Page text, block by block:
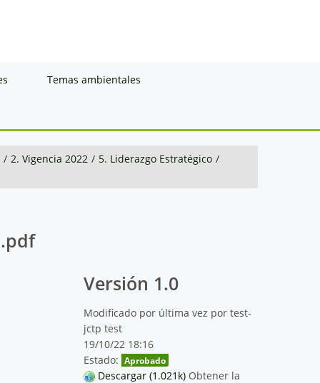
Temas ambientales
/ 2. Vigencia 2022 / 5. Liderazgo Estratégico /
Versión 1.0
Modificado por última vez por test-
jctp test
19/10/22 18:16
Estado: Aprobado
Descargar (1.021k) Obtener la